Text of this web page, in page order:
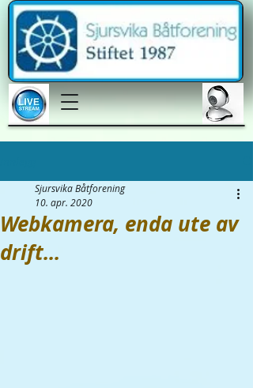
Webkamera, enda ute av
drift...
Sjursvika Båtforening
10. apr. 2020